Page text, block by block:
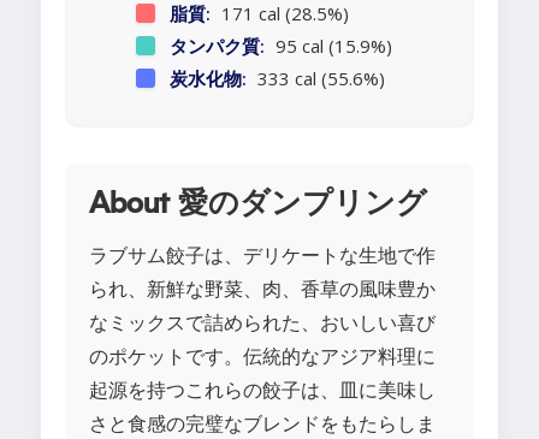
脂質: 171 cal (28.5%)
タンパク質: 95 cal (15.9%)
炭水化物: 333 cal (55.6%)
About 愛のダンプリング
ラブサム餃子は、デリケートな生地で作
られ、新鮮な野菜、肉、香草の風味豊か
なミックスで詰められた、おいしい喜び
のポケットです。伝統的なアジア料理に
起源を持つこれらの餃子は、皿に美味し
さと食感の完璧なブレンドをもたらしま